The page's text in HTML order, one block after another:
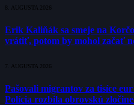
8. AUGUSTA 2026
Erik Kaliňák sa smeje na
vrátiť, potom by mohol začať
7. AUGUSTA 2026
Pašovali migrantov za tisíce
Polícia rozbila obrovskú